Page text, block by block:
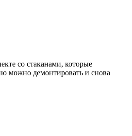
со стаканами, которые
можно демонтировать и снова